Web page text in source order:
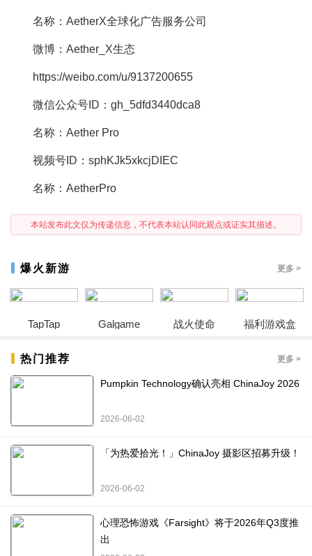
名称：AetherX全球化广告服务公司
微博：Aether_X生态
https://weibo.com/u/9137200655
微信公众号ID：gh_5dfd3440dca8
名称：Aether Pro
视频号ID：sphKJk5xkcjDIEC
名称：AetherPro
本站发布此文仅为传递信息，不代表本站认同此观点或证实其描述。
爆火新游 更多 >
TapTap Galgame 战火使命 福利游戏盒
热门推荐 更多 >
Pumpkin Technology确认亮相 ChinaJoy 2026
2026-06-02
「为热爱拾光！」ChinaJoy 摄影区招募升级！
2026-06-02
心理恐怖游戏《Farsight》将于2026年Q3度推
出